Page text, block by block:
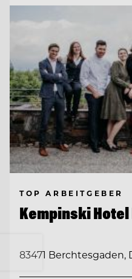
TOP ARBEITGEBER
Kempinski
83471 Berchtesgaden,